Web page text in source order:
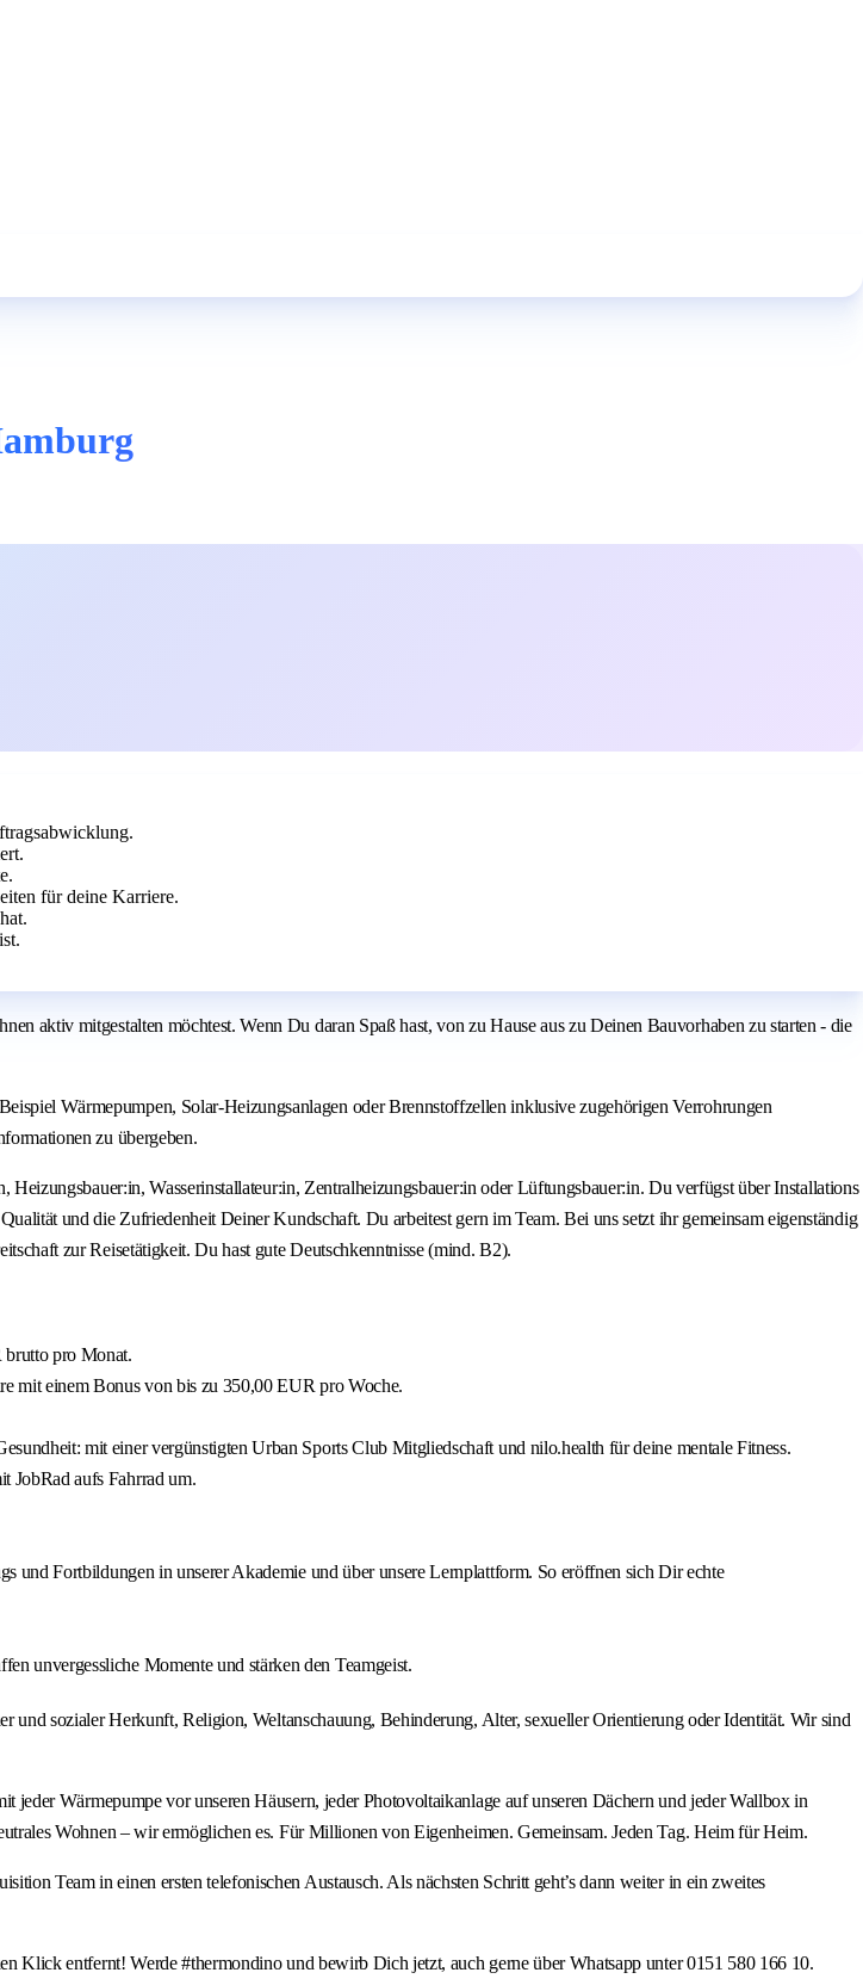
für deine Karriere.
aktiv mitgestalten möchtest. Wenn Du daran Spaß hast, von zu Hause aus zu Deinen Bauvorhaben zu starten - die
Wärmepumpen, Solar-Heizungsanlagen oder Brennstoffzellen inklusive zugehörigen Verrohrungen
zu übergeben.
Wasserinstallateur:in, Zentralheizungsbauer:in oder Lüftungsbauer:in. Du verfügst über Installations
und die Zufriedenheit Deiner Kundschaft. Du arbeitest gern im Team. Bei uns setzt ihr gemeinsam eigenständig
zur Reisetätigkeit. Du hast gute Deutschkenntnisse (mind. B2).
brutto pro Monat.
mit einem Bonus von bis zu 350,00 EUR pro Woche.
mit einer vergünstigten Urban Sports Club Mitgliedschaft und nilo.health für deine mentale Fitness.
JobRad aufs Fahrrad um.
Fortbildungen in unserer Akademie und über unsere Lernplattform. So eröffnen sich Dir echte
unvergessliche Momente und stärken den Teamgeist.
sozialer Herkunft, Religion, Weltanschauung, Behinderung, Alter, sexueller Orientierung oder Identität. Wir sind
Wärmepumpe vor unseren Häusern, jeder Photovoltaikanlage auf unseren Dächern und jeder Wallbox in
Wohnen – wir ermöglichen es. Für Millionen von Eigenheimen. Gemeinsam. Jeden Tag. Heim für Heim.
Team in einen ersten telefonischen Austausch. Als nächsten Schritt geht’s dann weiter in ein zweites
Klick entfernt! Werde #thermondino und bewirb Dich jetzt, auch gerne über Whatsapp unter 0151 580 166 10.